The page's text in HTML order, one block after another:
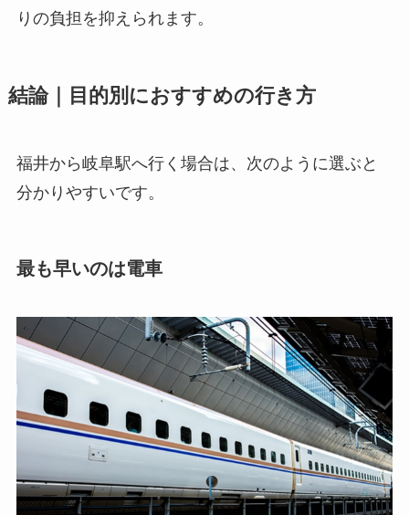
りの負担を抑えられます。
結論｜目的別におすすめの行き方
福井から岐阜駅へ行く場合は、次のように選ぶと
分かりやすいです。
最も早いのは電車